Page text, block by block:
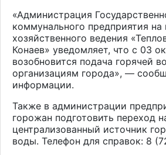
«Администрация
коммунального предприятия на
хозяйственного ведения
Конаев» уведомляет, что с 03
возобновится подача горячей
организациям города», —
информации.
Также в администрации
горожан подготовить переход
централизованный источник
воды. Телефон для справок: 8